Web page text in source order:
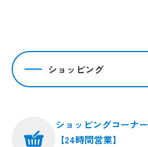
ショッピング
ショッピングコーナー
【24時間営業】